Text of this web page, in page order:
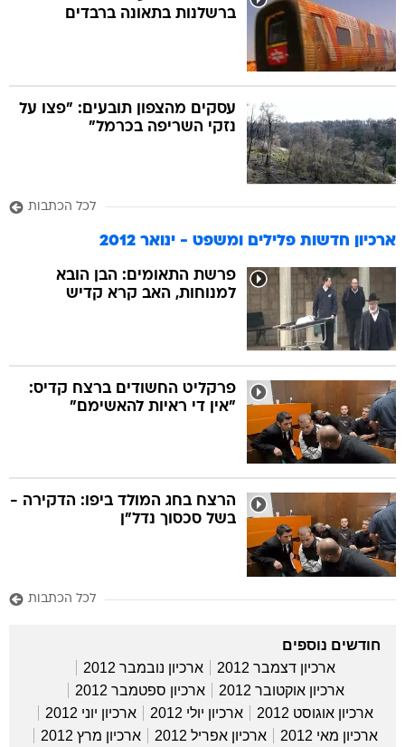
ברשלנות בתאונה ברבדים
עסקים מהצפון תובעים: "פצו על
נזקי השריפה בכרמל"
לכל הכתבות
ארכיון חדשות פלילים ומשפט - ינואר 2012
פרשת התאומים: הבן הובא
למנוחות, האב קרא קדיש
פרקליט החשודים ברצח קדיס:
"אין די ראיות להאשימם"
הרצח בחג המולד ביפו: הדקירה -
בשל סכסוך נדל"ן
לכל הכתבות
חודשים נוספים
ארכיון דצמבר 2012
ארכיון נובמבר 2012
ארכיון אוקטובר 2012
ארכיון ספטמבר 2012
ארכיון אוגוסט 2012
ארכיון יולי 2012
ארכיון יוני 2012
ארכיון מאי 2012
ארכיון אפריל 2012
ארכיון מרץ 2012